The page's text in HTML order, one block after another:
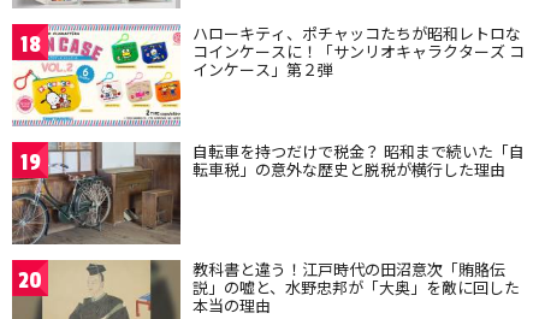
18 ハローキティ、ポチャッコたちが昭和レトロな
コインケースに！「サンリオキャラクターズ コ
インケース」第２弾
19 自転車を持つだけで税金？ 昭和まで続いた「自
転車税」の意外な歴史と脱税が横行した理由
20 教科書と違う！江戸時代の田沼意次「賄賂伝
説」の嘘と、水野忠邦が「大奥」を敵に回した
本当の理由